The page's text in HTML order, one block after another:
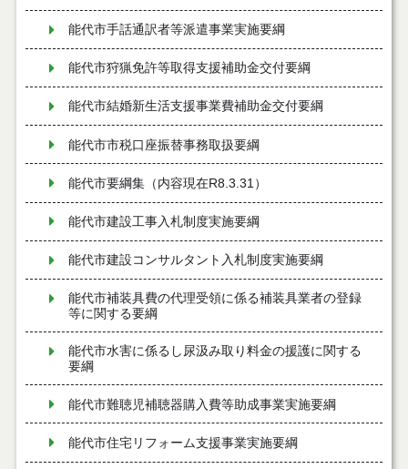
能代市手話通訳者等派遣事業実施要綱
能代市狩猟免許等取得支援補助金交付要綱
能代市結婚新生活支援事業費補助金交付要綱
能代市市税口座振替事務取扱要綱
能代市要綱集（内容現在R8.3.31）
能代市建設工事入札制度実施要綱
能代市建設コンサルタント入札制度実施要綱
能代市補装具費の代理受領に係る補装具業者の登録
等に関する要綱
能代市水害に係るし尿汲み取り料金の援護に関する
要綱
能代市難聴児補聴器購入費等助成事業実施要綱
能代市住宅リフォーム支援事業実施要綱